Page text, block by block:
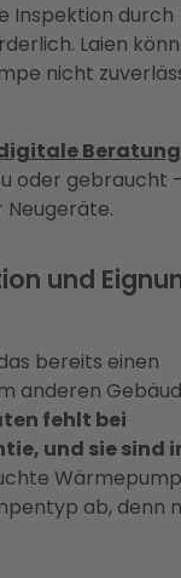
Inspektion durch
Laien
nicht
Beratung
oder gebraucht
Neugeräte.
und
bereits einen
anderen
fehlt bei
und sie sind
ab, denn